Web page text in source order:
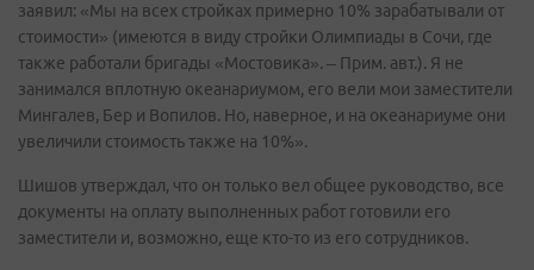
заявил: «Мы на всех стройках примерно 10% зарабатывали от
стоимости» (имеются в виду стройки Олимпиады в Сочи, где
также работали бригады «Мостовика». – Прим. авт.). Я не
занимался вплотную океанариумом, его вели мои заместители
Мингалев, Бер и Вопилов. Но, наверное, и на океанариуме они
увеличили стоимость также на 10%».
Шишов утверждал, что он только вел общее руководство, все
документы на оплату выполненных работ готовили его
заместители и, возможно, еще кто-то из его сотрудников.